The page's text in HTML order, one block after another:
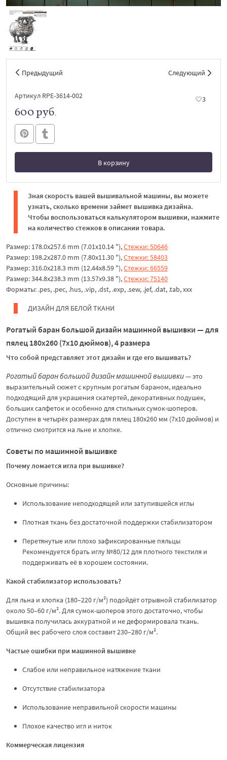
Предыдущий Следующий
Артикул RPE-3614-002 3
600 руб.
В корзину
В корзине
Зная скорость вашей вышивальной машины, вы можете
узнать, сколько времени займет вышивка дизайна.
Чтобы воспользоваться калькулятором вышивки, нажмите
на количество стежков в описании товара.
Размер: 178.0x257.6 mm (7.01x10.14 "),Стежки: 50646
Размер: 198.2x287.0 mm (7.80x11.30 "),Стежки: 58403
Размер: 316.0x218.3 mm (12.44x8.59 "),Стежки: 66559
Размер: 344.8x238.3 mm (13.57x9.38 "),Стежки: 75140
Форматы: .pes, .pec, .hus, .vip, .dst, .exp, .sew, .jef, .dat, .tab, xxx
ДИЗАЙН ДЛЯ БЕЛОЙ ТКАНИ
Рогатый баран большой дизайн машинной вышивки — для
пялец 180х260 (7x10 дюймов), 4 размера
Что собой представляет этот дизайн и где его вышивать?
Рогатый баран большой дизайн машинной вышивки— это
выразительный сюжет с крупным рогатым бараном, идеально
подходящий для украшения скатертей, декоративных подушек,
больших салфеток и особенно для стильных сумок-шоперов.
Доступен в четырёх размерах для пялец 180х260 мм (7x10 дюймов) и
отлично смотрится на льне и хлопке.
Советы по машинной вышивке
Почему ломается игла при вышивке?
Основные причины:
Использование неподходящей или затупившейся иглы
Плотная ткань без достаточной поддержки стабилизатором
Перетянутые или плохо зафиксированные пяльцы
Рекомендуется брать иглу №80/12 для плотного текстиля и
поддерживать её в хорошем состоянии.
Какой стабилизатор использовать?
Для льна и хлопка (180–220 г/м²) подойдёт отрывной стабилизатор
около 50–60 г/м². Для сумок-шоперов этого достаточно, чтобы
вышивка получилась аккуратной и не деформировала ткань.
Общий вес рабочего слоя составит 230–280 г/м².
Частые ошибки при машинной вышивке
Слабое или неправильное натяжение ткани
Отсутствие стабилизатора
Использование неправильной скорости машины
Плохое качество игл и ниток
Коммерческая лицензия